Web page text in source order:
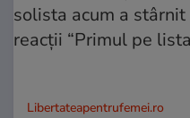
Libertateapentrufemei.ro